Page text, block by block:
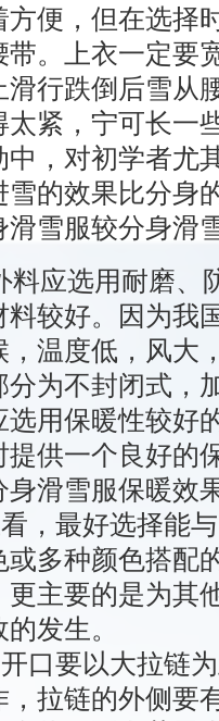
便，但在选择
带。上衣一定要
行跌倒后雪从
紧，宁可长一
，对初学者尤
的效果比分身
雪服较分身滑
料应选用耐磨、
较好。因为我
，温度低，风大
为不封闭式，
选用保暖性较好
供一个良好的
滑雪服保暖效
最好选择能与
多种颜色搭配
主要的是为其
发生。
要以大拉链为
拉链的外侧要